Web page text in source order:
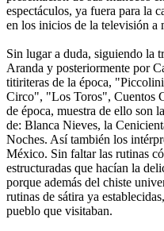
espectáculos, ya fuera para la
en los inicios de la televisión
Sin lugar a duda, siguiendo la
Aranda y posteriormente por
titiriteras de la época,
Circo", "Los Toros", Cuentos
de época, muestra de ello son
de: Blanca Nieves, la
Noches. Así también los
México. Sin faltar las rutinas
estructuradas que hacían la
porque además del chiste
rutinas de sátira ya
pueblo que visitaban.